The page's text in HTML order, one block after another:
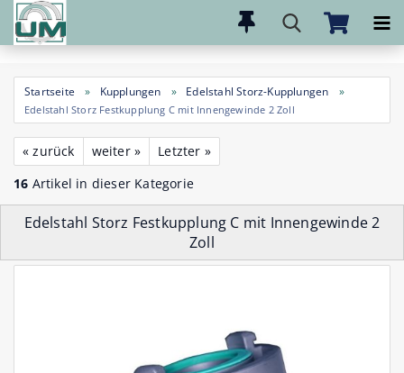
Direkt
Hauptinhalt
Startseite » Kupplungen » Edelstahl Storz-Kupplungen »
Edelstahl Storz Festkupplung C mit Innengewinde 2 Zoll
« zurück weiter »
Letzter »
16 Artikel in dieser Kategorie
Edelstahl Storz Festkupplung C mit Innengewinde 2
Zoll